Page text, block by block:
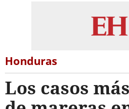
Honduras
Los casos